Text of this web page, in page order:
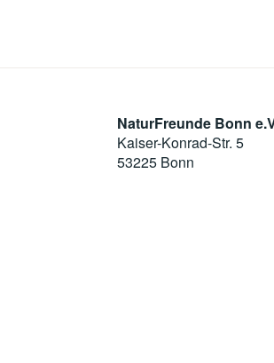
NaturFreunde Bonn
Kaiser-Konrad-Str. 5
53225 Bonn